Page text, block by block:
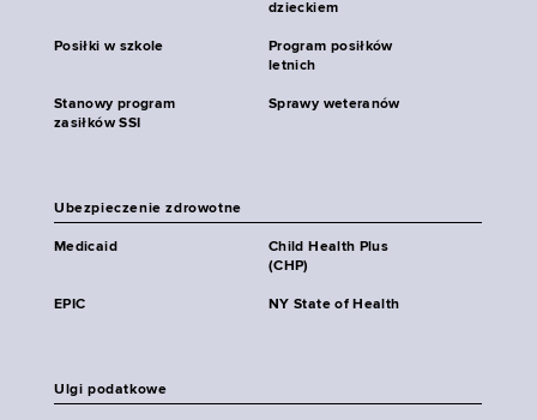
dzieckiem
Posiłki w szkole
Program posiłków
letnich
Stanowy program
zasiłków SSI
Sprawy weteranów
Ubezpieczenie zdrowotne
Medicaid
Child Health Plus
(CHP)
EPIC NY State of Health
Ulgi podatkowe